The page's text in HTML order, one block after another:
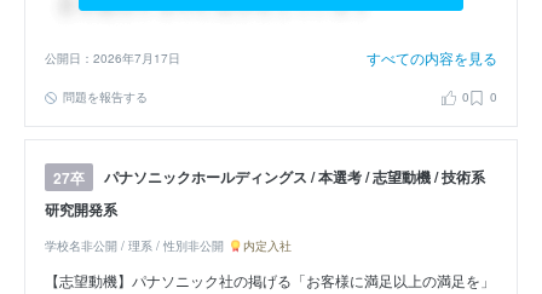
公開日：2026年7月17日 すべての内容を見る
問題を報告する 0 0
27卒
パナソニックホールディングス / 本選考 / 志望動機 / 技術系
研究開発系
学校名非公開 / 理系 / 性別非公開 内定入社
【志望動機】パナソニック社の掲げる「お客様に満足以上の満足を」